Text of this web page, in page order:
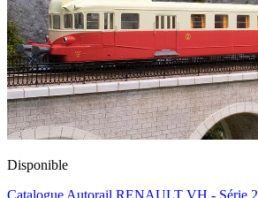
Disponible
Catalogue Autorail RENAULT VH - Série 2